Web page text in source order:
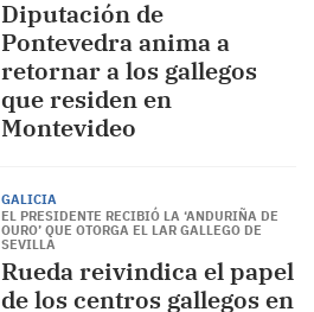
Diputación de
Pontevedra anima a
retornar a los gallegos
que residen en
Montevideo
GALICIA
EL PRESIDENTE RECIBIÓ LA ‘ANDURIÑA DE
OURO’ QUE OTORGA EL LAR GALLEGO DE
SEVILLA
Rueda reivindica el papel
de los centros gallegos en